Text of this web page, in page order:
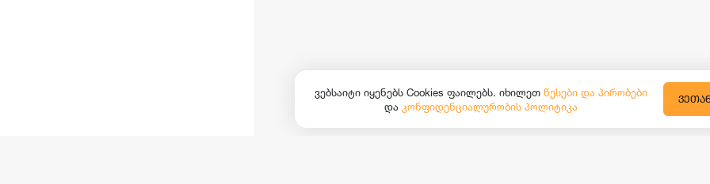
ვებსაიტი იყენებს Cookies ფაილებს. იხილეთ წესები და პირობები
და კონფიდენციალურობის პოლიტიკა